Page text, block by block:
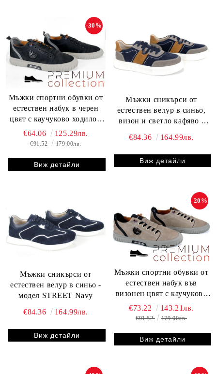
Мъжки спортни обувки от
естествен набук в черен
цвят с каучуково ходило -
модел Elite Motion
-30%
€64.06 125.29лв.
€91.52 179.00лв.
Виж детайли
Мъжки сникърси от
естествен велур в синьо,
визон и светло кафяво -
€84.36 164.99лв.
Виж детайли
Мъжки сникърси от
естествен велур в синьо -
модел STREET Navy
€84.36
164.99лв.
Виж детайли
Мъжки спортни обувки от
естествен набук във
визонен цвят с каучуково
ходило - модел Elite Motion
-20%
€73.22 143.21лв.
€91.52 179.00лв.
Виж детайли